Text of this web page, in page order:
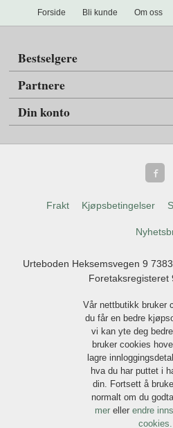
Forside Bli kunde Om oss
Bestselgere
Partnere
Din konto
Frakt Kjøpsbetingelser
Urteboden Heksemsvegen 9
Foretaksregisteret
Vår nettbutikk bruker
du får en bedre
vi kan yte deg
bruker cookies
lagre
hva du har puttet i
din. Fortsett å
normalt om du
mer eller endre
cookies.